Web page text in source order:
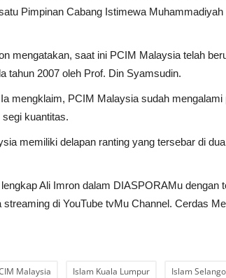
Pimpinan Cabang Istimewa
mengatakan, saat ini PCIM Malaysia telah
tahun 2007 oleh Prof. Din Syamsudin.
mengklaim, PCIM Malaysia sudah
kuantitas.
memiliki delapan ranting yang tersebar di
Ali Imron dalam DIASPORAMu
di YouTube tvMu Channel. Cerdas
Malaysia Islam Kuala Lumpur Islam